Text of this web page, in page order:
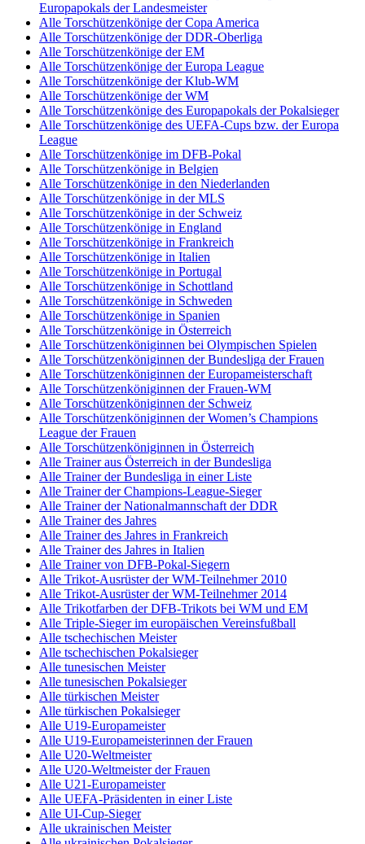
Europapokals der Landesmeister
Alle Torschützenkönige der Copa America
Alle Torschützenkönige der DDR-Oberliga
Alle Torschützenkönige der EM
Alle Torschützenkönige der Europa League
Alle Torschützenkönige der Klub-WM
Alle Torschützenkönige der WM
Alle Torschützenkönige des Europapokals der Pokalsieger
Alle Torschützenkönige des UEFA-Cups bzw. der Europa
League
Alle Torschützenkönige im DFB-Pokal
Alle Torschützenkönige in Belgien
Alle Torschützenkönige in den Niederlanden
Alle Torschützenkönige in der MLS
Alle Torschützenkönige in der Schweiz
Alle Torschützenkönige in England
Alle Torschützenkönige in Frankreich
Alle Torschützenkönige in Italien
Alle Torschützenkönige in Portugal
Alle Torschützenkönige in Schottland
Alle Torschützenkönige in Schweden
Alle Torschützenkönige in Spanien
Alle Torschützenkönige in Österreich
Alle Torschützenköniginnen bei Olympischen Spielen
Alle Torschützenköniginnen der Bundesliga der Frauen
Alle Torschützenköniginnen der Europameisterschaft
Alle Torschützenköniginnen der Frauen-WM
Alle Torschützenköniginnen der Schweiz
Alle Torschützenköniginnen der Women’s Champions
League der Frauen
Alle Torschützenköniginnen in Österreich
Alle Trainer aus Österreich in der Bundesliga
Alle Trainer der Bundesliga in einer Liste
Alle Trainer der Champions-League-Sieger
Alle Trainer der Nationalmannschaft der DDR
Alle Trainer des Jahres
Alle Trainer des Jahres in Frankreich
Alle Trainer des Jahres in Italien
Alle Trainer von DFB-Pokal-Siegern
Alle Trikot-Ausrüster der WM-Teilnehmer 2010
Alle Trikot-Ausrüster der WM-Teilnehmer 2014
Alle Trikotfarben der DFB-Trikots bei WM und EM
Alle Triple-Sieger im europäischen Vereinsfußball
Alle tschechischen Meister
Alle tschechischen Pokalsieger
Alle tunesischen Meister
Alle tunesischen Pokalsieger
Alle türkischen Meister
Alle türkischen Pokalsieger
Alle U19-Europameister
Alle U19-Europameisterinnen der Frauen
Alle U20-Weltmeister
Alle U20-Weltmeister der Frauen
Alle U21-Europameister
Alle UEFA-Präsidenten in einer Liste
Alle UI-Cup-Sieger
Alle ukrainischen Meister